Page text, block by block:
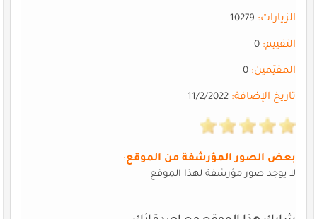
الزيارات:10279
التقييم:0
المقيّمين:0
تاريخ الإضافة:11/2/2022
بعض الصور المؤرشفة من الموقع:
لا يوجد صور مؤرشفة لهذا الموقع